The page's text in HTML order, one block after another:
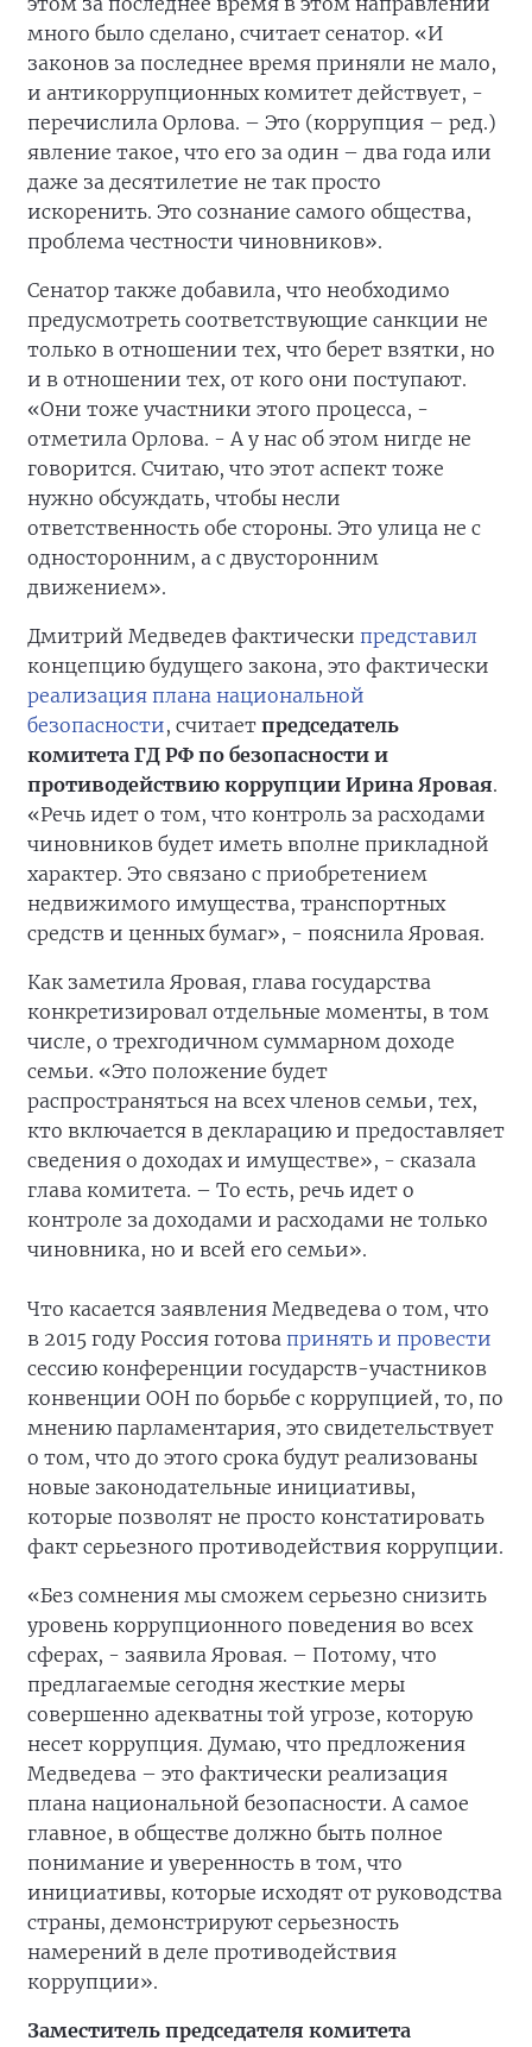
много было сделано, считает сенатор. «И
законов за последнее время приняли не мало,
и антикоррупционных комитет действует, -
перечислила Орлова. – Это (коррупция – ред.)
явление такое, что его за один – два года или
даже за десятилетие не так просто
искоренить. Это сознание самого общества,
проблема честности чиновников».
Сенатор также добавила, что необходимо
предусмотреть соответствующие санкции не
только в отношении тех, что берет взятки, но
и в отношении тех, от кого они поступают.
«Они тоже участники этого процесса, -
отметила Орлова. - А у нас об этом нигде не
говорится. Считаю, что этот аспект тоже
нужно обсуждать, чтобы несли
ответственность обе стороны. Это улица не с
односторонним, а с двусторонним
движением».
Дмитрий Медведев фактически представил
концепцию будущего закона, это фактически
реализация плана национальной
безопасности, считает председатель
комитета ГД РФ по безопасности и
противодействию коррупции Ирина Яровая.
«Речь идет о том, что контроль за расходами
чиновников будет иметь вполне прикладной
характер. Это связано с приобретением
недвижимого имущества, транспортных
средств и ценных бумаг», - пояснила Яровая.
Как заметила Яровая, глава государства
конкретизировал отдельные моменты, в том
числе, о трехгодичном суммарном доходе
семьи. «Это положение будет
распространяться на всех членов семьи, тех,
кто включается в декларацию и предоставляет
сведения о доходах и имуществе», - сказала
глава комитета. – То есть, речь идет о
контроле за доходами и расходами не только
чиновника, но и всей его семьи».
Что касается заявления Медведева о том, что
в 2015 году Россия готова принять и провести
сессию конференции государств-участников
конвенции ООН по борьбе с коррупцией, то, по
мнению парламентария, это свидетельствует
о том, что до этого срока будут реализованы
новые законодательные инициативы,
которые позволят не просто констатировать
факт серьезного противодействия коррупции.
«Без сомнения мы сможем серьезно снизить
уровень коррупционного поведения во всех
сферах, - заявила Яровая. – Потому, что
предлагаемые сегодня жесткие меры
совершенно адекватны той угрозе, которую
несет коррупция. Думаю, что предложения
Медведева – это фактически реализация
плана национальной безопасности. А самое
главное, в обществе должно быть полное
понимание и уверенность в том, что
инициативы, которые исходят от руководства
страны, демонстрируют серьезность
намерений в деле противодействия
коррупции».
Заместитель председателя комитета